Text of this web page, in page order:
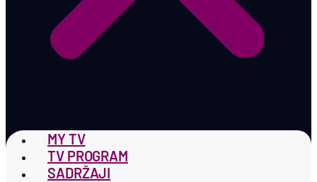
MY TV
TV PROGRAM
SADRŽAJI